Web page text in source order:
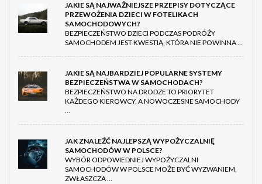
JAKIE SĄ NAJWAŻNIEJSZE PRZEPISY DOTYCZĄCE
PRZEWOŻENIA DZIECI W FOTELIKACH
SAMOCHODOWYCH?
BEZPIECZEŃSTWO DZIECI PODCZAS PODRÓŻY
SAMOCHODEM JEST KWESTIĄ, KTÓRA NIE POWINNA …
JAKIE SĄ NAJBARDZIEJ POPULARNE SYSTEMY
BEZPIECZEŃSTWA W SAMOCHODACH?
BEZPIECZEŃSTWO NA DRODZE TO PRIORYTET
KAŻDEGO KIEROWCY, A NOWOCZESNE SAMOCHODY
…
JAK ZNALEŹĆ NAJLEPSZĄ WYPOŻYCZALNIĘ
SAMOCHODÓW W POLSCE?
WYBÓR ODPOWIEDNIEJ WYPOŻYCZALNI
SAMOCHODÓW W POLSCE MOŻE BYĆ WYZWANIEM,
ZWŁASZCZA …